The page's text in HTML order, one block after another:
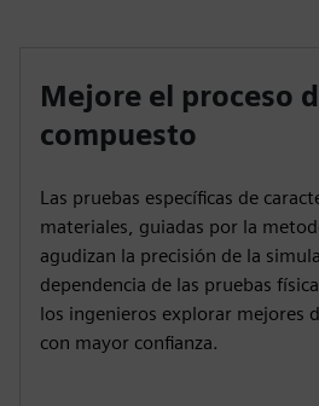
Mejore el proceso
compuesto
Las pruebas específicas de
materiales, guiadas por la
agudizan la precisión de la
dependencia de las pruebas
los ingenieros explorar mejores
con mayor confianza.